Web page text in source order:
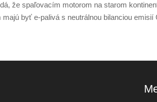
že spaľovacím motorom na starom
majú byť e-palivá s neutrálnou bilanciou